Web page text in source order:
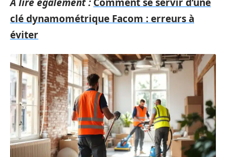
clé dynamométrique Facom : erreurs à
éviter